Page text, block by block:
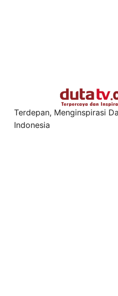
Terdepan, Menginspirasi
Indonesia